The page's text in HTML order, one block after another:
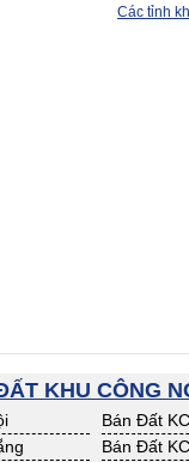
Các tỉnh
KHU CÔNG
Bán Đất
Bán Đất